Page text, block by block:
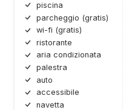
piscina
parcheggio (gratis)
wi-fi (gratis)
ristorante
aria condizionata
palestra
auto
accessibile
navetta